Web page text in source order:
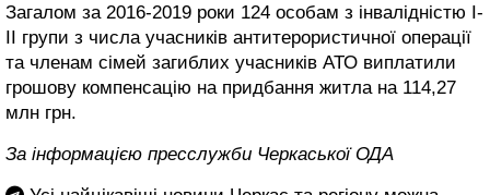
Загалом за 2016-2019 роки 124 особам з інвалідністю І-
ІІ групи з числа учасників антитерористичної операції
та членам сімей загиблих учасників АТО виплатили
грошову компенсацію на придбання житла на 114,27
млн грн.
За інформацією пресслужби Черкаської ОДА